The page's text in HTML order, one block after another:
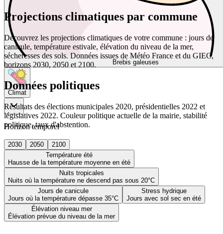
Brebis galeuses
Climat
Horizon temporel
2030 2050
2100
Température été
Hausse de la température moyenne en été
Nuits tropicales
Nuits où la température ne descend pas sous 20°C
Jours de canicule
Jours où la température dépasse 35°C
Stress hydrique
Jours avec sol sec en été
Élévation niveau mer
Élévation prévue du niveau de la mer
Projections climatiques par commune
Découvrez les projections climatiques de votre commune : jours de
canicule, température estivale, élévation du niveau de la mer,
sécheresses des sols. Données issues de Météo France et du GIEC,
horizons 2030, 2050 et 2100.
Données politiques
Résultats des élections municipales 2020, présidentielles 2022 et
législatives 2022. Couleur politique actuelle de la mairie, stabilité
politique, taux d'abstention.